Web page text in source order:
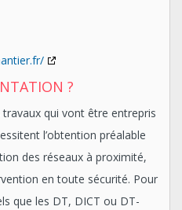
?
qui vont être entrepris
l’obtention préalable
des réseaux à proximité,
en toute sécurité. Pour
que les DT, DICT ou DT-